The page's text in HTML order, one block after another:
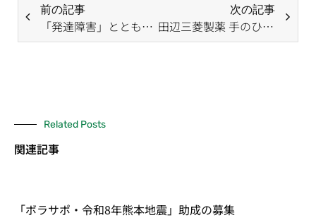
前の記事
「発達障害」とともに生きる 豊かな地域生活応援助成
次の記事
田辺三菱製薬 手のひらパートナープログラム
Related Posts
関連記事
「ボラサポ・令和8年熊本地震」助成の募集